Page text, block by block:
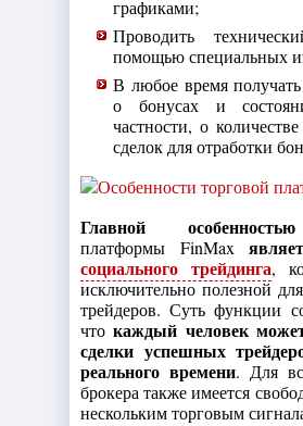
графиками;
Проводить
помощью специальных
В любое время
о бонусах и
частности, о
сделок для отработки
Главной особенностью
платформы FinMax
социального трейдинга,
исключительно полезной
трейдеров. Суть функции
чтокаждый человек
сделки успешных
реального времени. Для
брокера также имеется
нескольким торговым